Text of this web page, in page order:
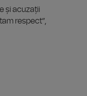
și acuzații
respect”,